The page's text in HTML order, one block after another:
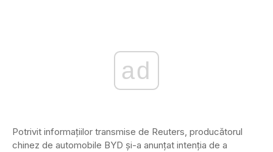
ad
Potrivit informațiilor transmise de Reuters, producătorul
chinez de automobile BYD și-a anunțat intenția de a